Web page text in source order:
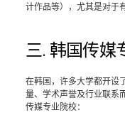
计作品等），尤其是对于
三. 韩国传媒
在韩国，许多大学都开设
量、学术声誉及行业联系
传媒专业院校：